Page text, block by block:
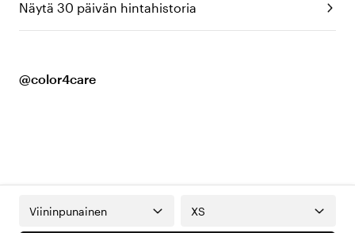
Näytä 30 päivän hintahistoria
@color4care
Viininpunainen XS